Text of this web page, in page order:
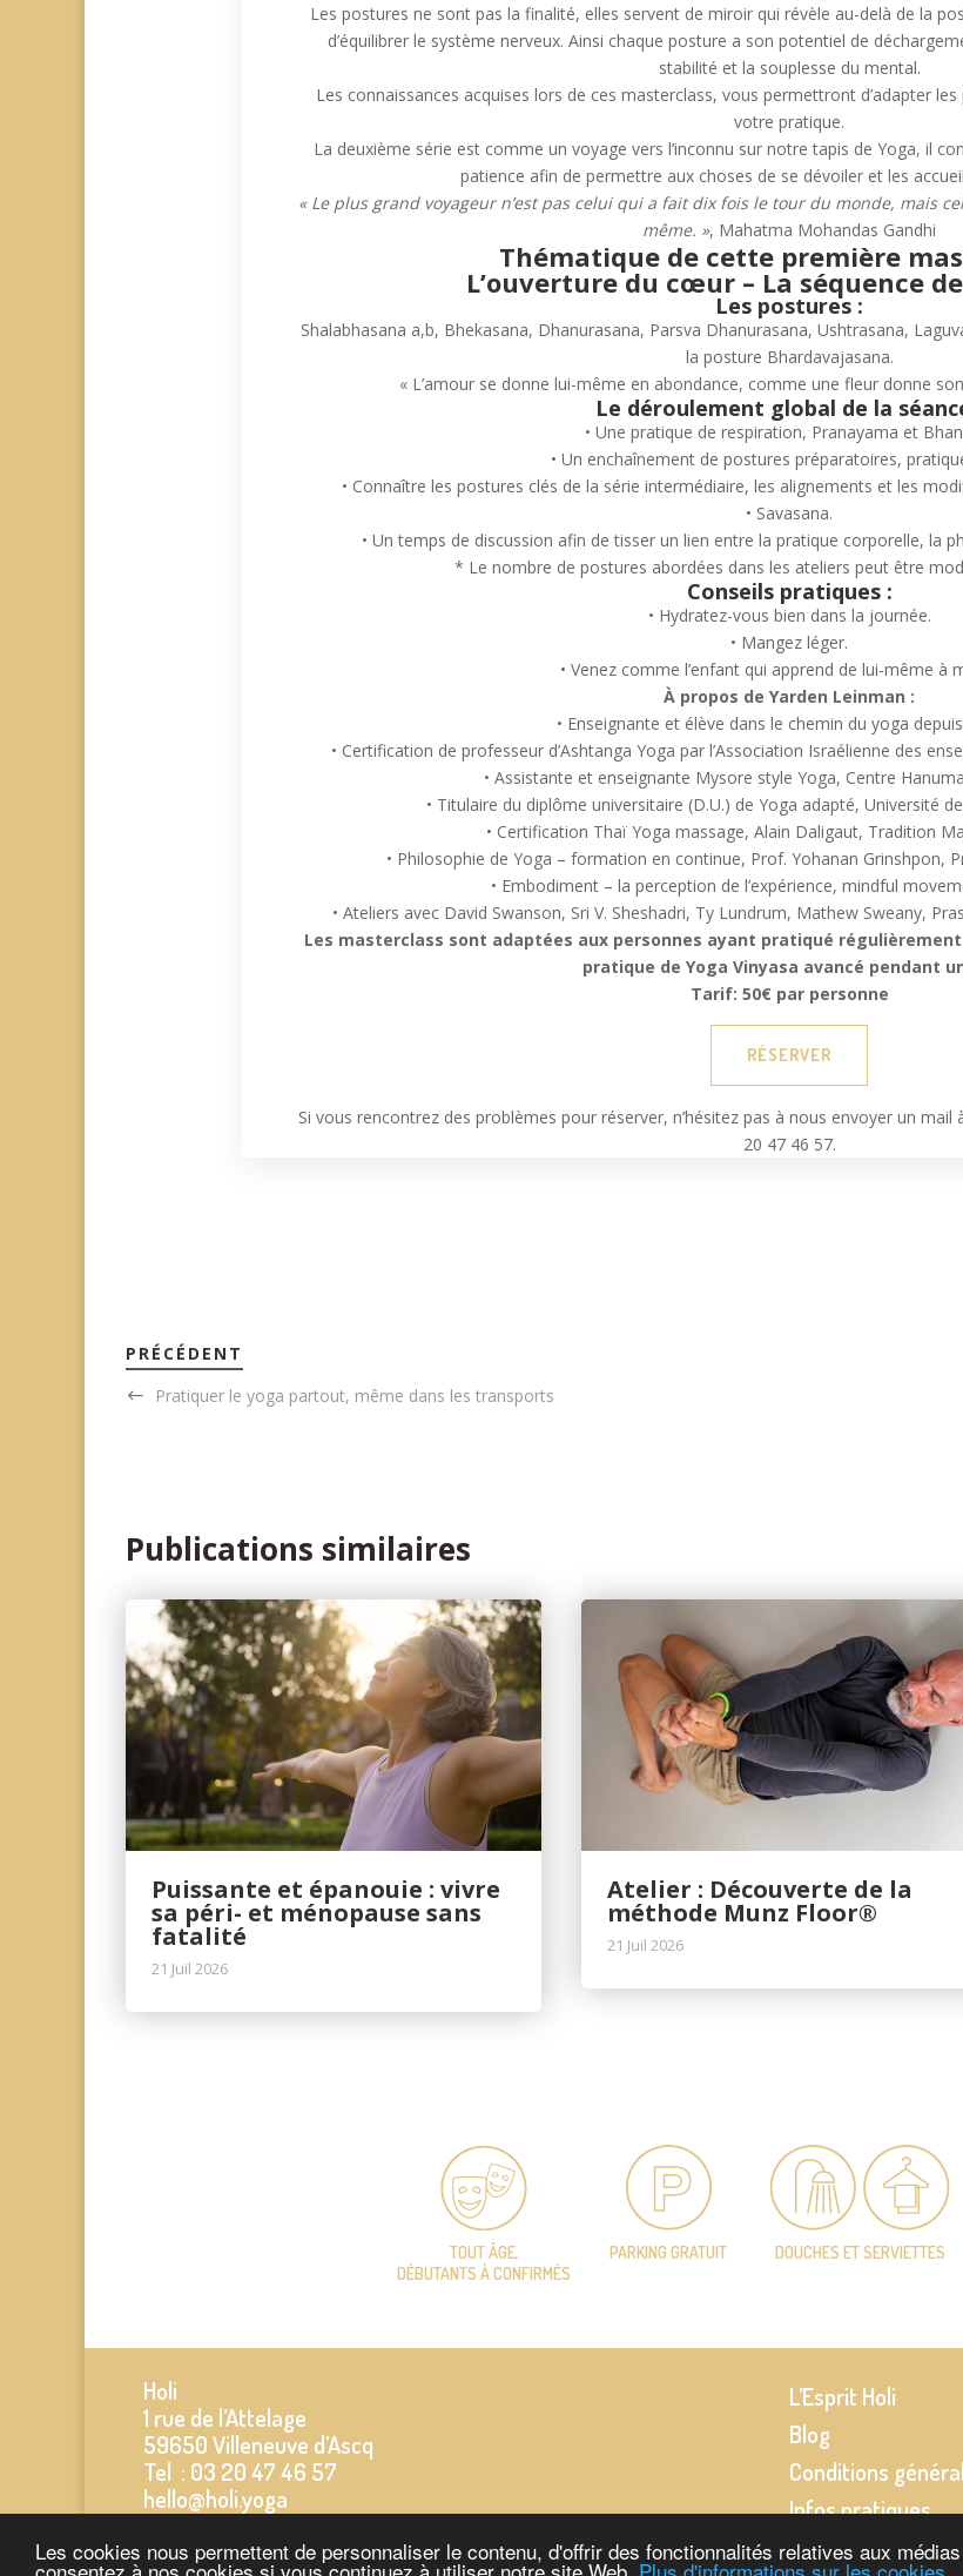
Les cookies nous permettent de personnaliser le contenu, d'offrir des fonctionnalités relatives aux
Les postures ne sont pas la finalité, elles servent de miroir qui révèle au-delà de la
d’équilibrer le système nerveux. Ainsi chaque posture a son potentiel de
stabilité et la souplesse du mental.
Les connaissances acquises lors de ces masterclass, vous permettront d’adapter
votre pratique.
La deuxième série est comme un voyage vers l’inconnu sur notre tapis de Yoga, il
patience afin de permettre aux choses de se dévoiler et les
« Le plus grand voyageur n’est pas celui qui a fait dix fois le tour du monde, mais
même. », Mahatma Mohandas Gandhi
Thématique de cette première
L’ouverture du cœur – La séquence
Les postures :
Shalabhasana a,b, Bhekasana, Dhanurasana, Parsva Dhanurasana, Ushtrasana,
la posture Bhardavajasana.
« L’amour se donne lui-même en abondance, comme une fleur donne
Le déroulement global de la
• Une pratique de respiration, Pranayama et
• Un enchaînement de postures préparatoires,
• Connaître les postures clés de la série intermédiaire, les alignements et les
• Savasana.
• Un temps de discussion afin de tisser un lien entre la pratique corporelle, la
* Le nombre de postures abordées dans les ateliers peut être
Conseils pratiques :
• Hydratez-vous bien dans la journée.
• Mangez léger.
• Venez comme l’enfant qui apprend de lui-même à
À propos de Yarden Leinman :
• Enseignante et élève dans le chemin du yoga
• Certification de professeur d’Ashtanga Yoga par l’Association Israélienne des
• Assistante et enseignante Mysore style Yoga, Centre
• Titulaire du diplôme universitaire (D.U.) de Yoga adapté, Université
• Certification Thaï Yoga massage, Alain Daligaut, Tradition
• Philosophie de Yoga – formation en continue, Prof. Yohanan Grinshpon,
• Embodiment – la perception de l’expérience, mindful
• Ateliers avec David Swanson, Sri V. Sheshadri, Ty Lundrum, Mathew Sweany,
Les masterclass sont adaptées aux personnes ayant pratiqué
pratique de Yoga Vinyasa avancé pendant
Tarif: 50€ par personne
RÉSERVER
Si vous rencontrez des problèmes pour réserver, n’hésitez pas à nous envoyer un
20 47 46 57.
PRÉCÉDENT
Pratiquer le yoga partout, même dans les transports
Publications similaires
Puissante et épanouie : vivre
sa péri- et ménopause sans
fatalité
21 Juil 2026
Atelier : Découverte de la
méthode Munz Floor®
21 Juil 2026
TOUT ÂGE,
DÉBUTANTS À CONFIRMÉS
PARKING GRATUIT DOUCHES ET SERVIETTES
Holi
1 rue de l’Attelage
59650 Villeneuve d’Ascq
Tel : 03 20 47 46 57
hello@holi.yoga
L’Esprit Holi
Blog
Conditions
Infos pratiques